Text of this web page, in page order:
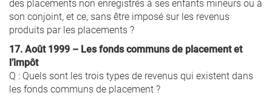
des placements non enregistrés à ses enfants mineurs ou à
son conjoint, et ce, sans être imposé sur les revenus
produits par les placements ?
17. Août 1999 – Les fonds communs de placement et
l’impôt
Q : Quels sont les trois types de revenus qui existent dans
les fonds communs de placement ?